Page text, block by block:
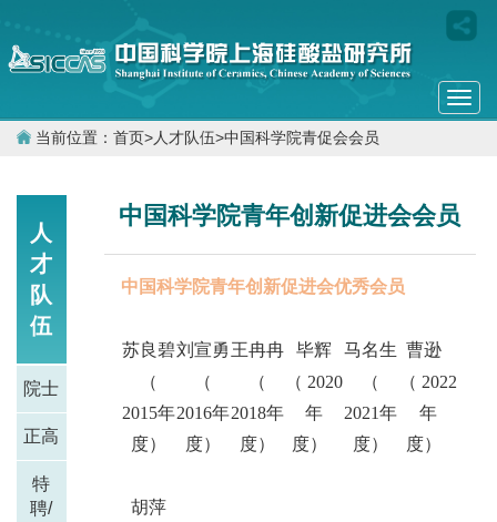
当前位置： 首页>人才队伍>中国科学院青促会会员
人
才
队
伍
院士
正高
特
聘/
中国科学院青年创新促进会会员
中国科学院青年创新促进会优秀会员
苏良碧刘宣勇 王冉冉 毕辉 马名生 曹逊
（
2015年
度）
（
2016年
度）
（
2018年
度）
（ 2020
年
度）
（
2021年
度）
（ 2022
年
度）
胡萍